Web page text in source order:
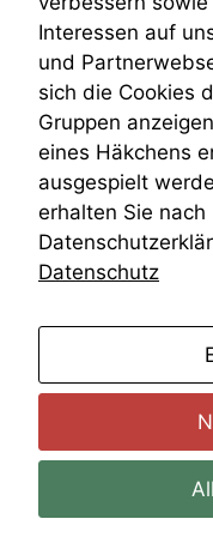
Zivilprozessordnung
ZPO
Zustellfiktion
Zuständigkeit
Öffentliches
Öffentlichkeitsprinzip
Interessen auf
und
sich die Cookies
Gruppen
eines Häkchens
ausgespielt
erhalten Sie
Datenschutz